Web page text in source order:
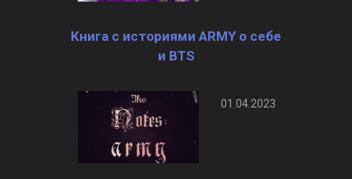
Книга с историями ARMY о себе
и BTS
01.04.2023